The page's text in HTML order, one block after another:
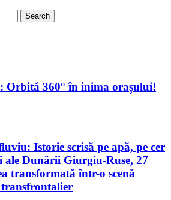
Orbită 360° în inima orașului!
Istorie scrisă pe apă, pe cer
ale Dunării Giurgiu-Ruse, 27
transformată într-o scenă
transfrontalier